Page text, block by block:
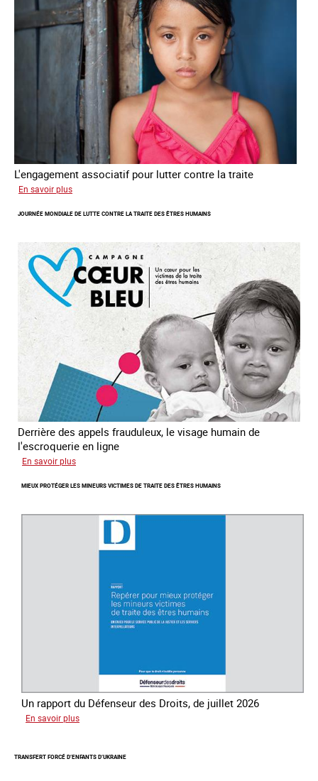
L'engagement associatif pour lutter contre la traite
En savoir plus
des
en
Asie
du
sud
est
JOURNÉE MONDIALE DE LUTTE CONTRE LA TRAITE DES ÊTRES HUMAINS
Derrière des appels frauduleux, le visage humain de
l'escroquerie en ligne
En savoir plus
mondiale
lutte
MIEUX PROTÉGER LES MINEURS VICTIMES DE TRAITE DES ÊTRES HUMAINS
Un rapport du Défenseur des Droits, de juillet 2026
En savoir plus
les
TRANSFERT FORCÉ D’ENFANTS D’UKRAINE